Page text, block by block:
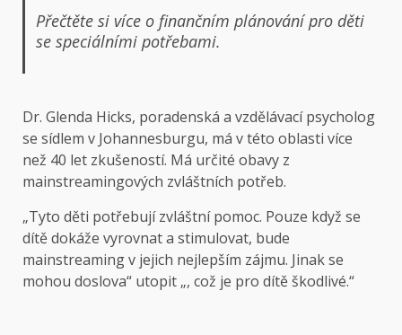
Přečtěte si více o finančním plánování pro děti
se speciálními potřebami.
Dr. Glenda Hicks, poradenská a vzdělávací psycholog
se sídlem v Johannesburgu, má v této oblasti více
než 40 let zkušeností. Má určité obavy z
mainstreamingových zvláštních potřeb.
„Tyto děti potřebují zvláštní pomoc. Pouze když se
dítě dokáže vyrovnat a stimulovat, bude
mainstreaming v jejich nejlepším zájmu. Jinak se
mohou doslova“ utopit „, což je pro dítě škodlivé.“